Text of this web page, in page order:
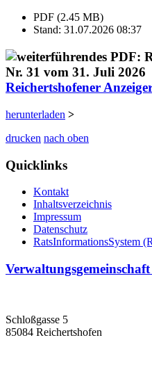
PDF (2.45 MB)
Stand: 31.07.2026 08:37
Reichertshofener
herunterladen >
drucken nach oben
Quicklinks
Kontakt
Inhaltsverzeichnis
Impressum
Datenschutz
RatsInformationsSystem
Schloßgasse 5
85084 Reichertshofen